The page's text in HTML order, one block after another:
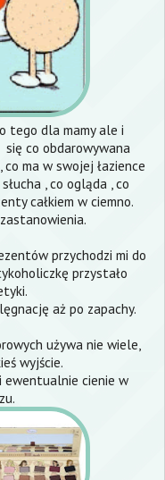
tego dla mamy ale i
co obdarowywana
ma w swojej łazience
, co ogląda , co
całkiem w ciemno.
przychodzi mi do
przystało
aż po zapachy.
używa nie wiele,
wyjście.
ewentualnie cienie w